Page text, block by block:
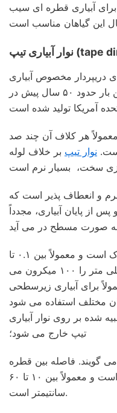
آبیاری قطره ای سیب
این گیاهان مناسب است
دریپردار مخصوص آبیاری
قطره ای محسوب می شود که اولین بار حدود ۵۰ سال پیش در
هر کلاف آن چند صد
نوار تیپ بر خلاف لوله
و انعطاف پذیر است که
از پایان آبیاری، مجدداً
بسیار نازک است و معمولاً بین ۰.۱ تا
۰.۶ میلی متر است (هر ۰.۱ میلی متر را ۱۰۰ میکرون می
برای آبیاری زیرسطحی
شده بر روی نوار آبیاری
تیپ خارج می شود؛
می گویند. فاصله بین قطره
چکان ها در نوار آبیاری مختلف است و معمولاً بین ۱۰ تا ۶۰
سانتیمتر است.